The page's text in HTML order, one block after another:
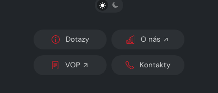
Dotazy O nás
VOP Kontakty